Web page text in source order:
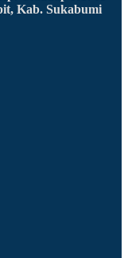
Kab. Sukabumi